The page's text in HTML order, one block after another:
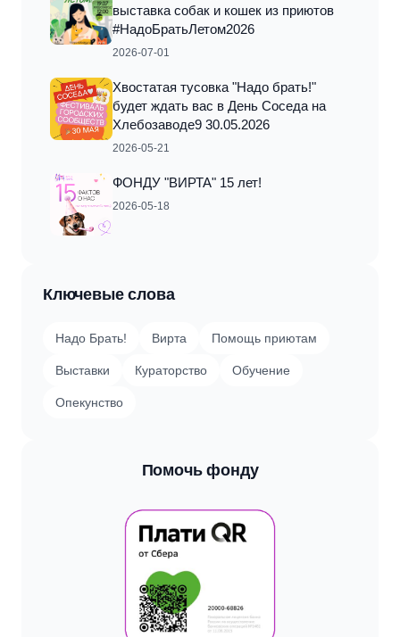
выставка собак и кошек из приютов
#НадоБратьЛетом2026
2026-07-01
Хвостатая тусовка "Надо брать!"
будет ждать вас в День Соседа на
Хлебозаводе9 30.05.2026
2026-05-21
ФОНДУ "ВИРТА" 15 лет!
2026-05-18
Ключевые слова
Надо Брать! Вирта Помощь приютам
Выставки Кураторство Обучение
Опекунство
Помочь фонду